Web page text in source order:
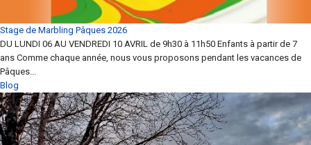
Stage de Marbling Pâques 2026
DU LUNDI 06 AU VENDREDI 10 AVRIL de 9h30 à 11h50 Enfants à partir de 7
ans Comme chaque année, nous vous proposons pendant les vacances de
Pâques...
Blog